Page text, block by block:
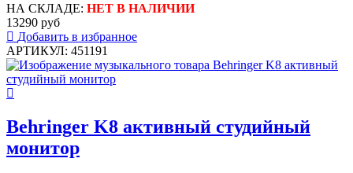
НА СКЛАДЕ: НЕТ В НАЛИЧИИ
13290 руб
Добавить в избранное
АРТИКУЛ: 451191
Behringer K8 активный студийный
монитор